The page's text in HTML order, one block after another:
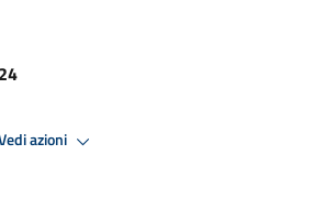
azioni